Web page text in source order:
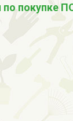
покупке